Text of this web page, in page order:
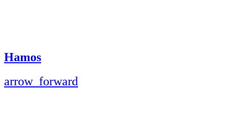
Hamos
arrow_forward